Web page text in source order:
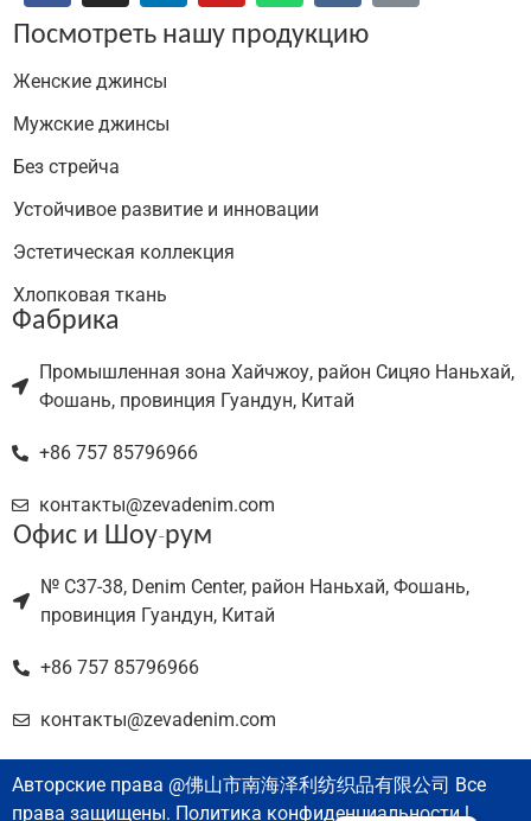
Посмотреть нашу продукцию
Женские джинсы
Мужские джинсы
Без стрейча
Устойчивое развитие и инновации
Эстетическая коллекция
Хлопковая ткань
Фабрика
Промышленная зона Хайчжоу, район Сицяо Наньхай,
Фошань, провинция Гуандун, Китай
+86 757 85796966
контакты@zevadenim.com
Офис и Шоу-рум
№ C37-38, Denim Center, район Наньхай, Фошань,
провинция Гуандун, Китай
+86 757 85796966
контакты@zevadenim.com
Авторские права @佛山市南海泽利纺织品有限公司 Все
права защищены. Политика конфиденциальности l